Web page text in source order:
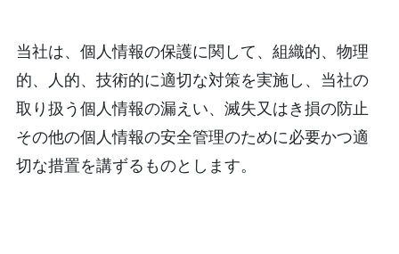
当社は、個人情報の保護に関して、組織的、物理
的、人的、技術的に適切な対策を実施し、当社の
取り扱う個人情報の漏えい、滅失又はき損の防止
その他の個人情報の安全管理のために必要かつ適
切な措置を講ずるものとします。